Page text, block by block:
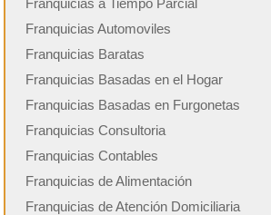
Franquicias Automoviles
Franquicias Baratas
Franquicias Basadas en el Hogar
Franquicias Basadas en Furgonetas
Franquicias Consultoria
Franquicias Contables
Franquicias de Alimentación
Franquicias de Atención Domiciliaria